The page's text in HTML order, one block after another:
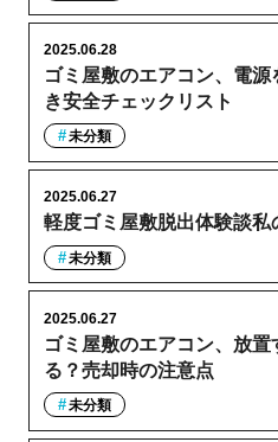
ゴミ屋敷のエアコン、電
き安全チェックリスト
2025.06.28
未分類
軽度ゴミ屋敷脱出体験談私
2025.06.27
未分類
ゴミ屋敷のエアコン、放
る？売却時の注意点
2025.06.27
未分類